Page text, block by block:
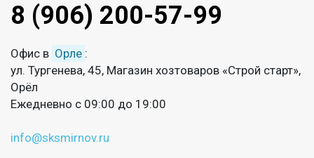
8 (906) 200-57-99
Офис в Орле :
ул. Тургенева, 45, Магазин хозтоваров «Строй старт»,
Орёл
Ежедневно с 09:00 до 19:00
info@sksmirnov.ru